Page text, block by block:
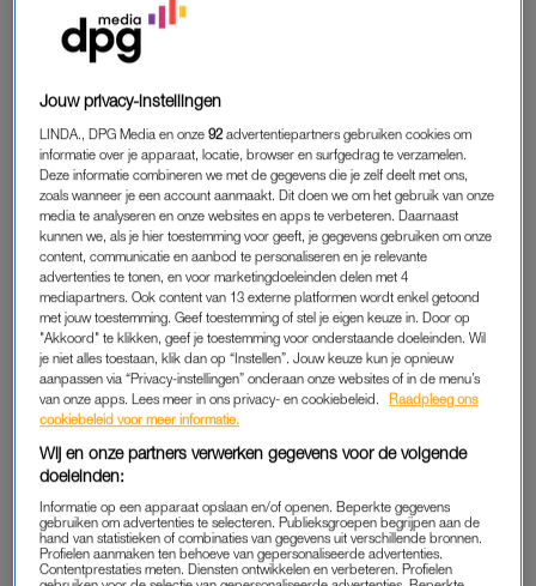
BALEN
GENIET NOG MAAR EVEN: VANAF DÉZE DAG
DAALT DE TEMPERATUUR EN GAAT HET
REGENEN
BALEN
RTL last pauze in voor
'Married at First Sight'
BALEN
WK voorbij zonder één
minuut speeltijd: deze
Oranje-spelers bleven op de
bank
BALEN
WK-optreden Joke Orgel
voorlopig van de baan:
'Alles was klaar'
Duizenden vakantiegangers
de dupe van geschrapte
BALEN
Jada Borsato zegt optreden
BALEN
Odido gaat klanten niet
Jouw privacy-instellingen
LINDA., DPG Media en onze92 advertentiepartners gebruiken cookies om
informatie over je apparaat, locatie, browser en surfgedrag te verzamelen.
Deze informatie combineren we met de gegevens die je zelf deelt met ons,
zoals wanneer je een account aanmaakt. Dit doen we om het gebruik van onze
media te analyseren en onze websites en apps te verbeteren. Daarnaast
kunnen we, als je hier toestemming voor geeft, je gegevens gebruiken om onze
content, communicatie en aanbod te personaliseren en je relevante
advertenties te tonen, en voor marketingdoeleinden delen met 4
mediapartners. Ook content van 13 externe platformen wordt enkel getoond
met jouw toestemming. Geef toestemming of stel je eigen keuze in. Door op
"Akkoord" te klikken, geef je toestemming voor onderstaande doeleinden. Wil
je niet alles toestaan, klik dan op “Instellen”. Jouw keuze kun je opnieuw
aanpassen via “Privacy-instellingen” onderaan onze websites of in de menu’s
van onze apps. Lees meer in ons privacy- en cookiebeleid.
Raadpleeg ons
cookiebeleid voor meer informatie.
Wij en onze partners verwerken gegevens voor de volgende
doeleinden:
Informatie op een apparaat opslaan en/of openen. Beperkte gegevens
gebruiken om advertenties te selecteren. Publieksgroepen begrijpen aan de
hand van statistieken of combinaties van gegevens uit verschillende bronnen.
Profielen aanmaken ten behoeve van gepersonaliseerde advertenties.
Contentprestaties meten. Diensten ontwikkelen en verbeteren. Profielen